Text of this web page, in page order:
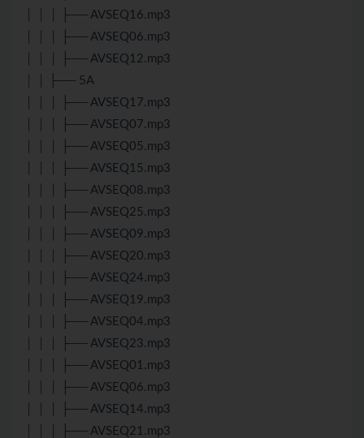
│ │ │ ├── AVSEQ16.mp3
│ │ │ ├── AVSEQ06.mp3
│ │ │ ├── AVSEQ12.mp3
│ │ ├── 5A
│ │ │ ├── AVSEQ17.mp3
│ │ │ ├── AVSEQ07.mp3
│ │ │ ├── AVSEQ05.mp3
│ │ │ ├── AVSEQ15.mp3
│ │ │ ├── AVSEQ08.mp3
│ │ │ ├── AVSEQ25.mp3
│ │ │ ├── AVSEQ09.mp3
│ │ │ ├── AVSEQ20.mp3
│ │ │ ├── AVSEQ24.mp3
│ │ │ ├── AVSEQ19.mp3
│ │ │ ├── AVSEQ04.mp3
│ │ │ ├── AVSEQ23.mp3
│ │ │ ├── AVSEQ01.mp3
│ │ │ ├── AVSEQ06.mp3
│ │ │ ├── AVSEQ14.mp3
│ │ │ ├── AVSEQ21.mp3